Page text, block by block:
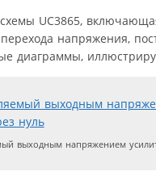
UC3865,
напряжения,
диаграммы,
выходным напряжением